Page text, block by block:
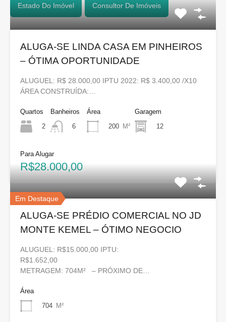
Estado Do Imóvel Consultor De Imóveis
ALUGA-SE LINDA CASA EM PINHEIROS
– ÓTIMA OPORTUNIDADE
ALUGUEL: R$ 28.000,00 IPTU 2022: R$ 3.400,00 /X10
ÁREA CONSTRUÍDA:…
Quartos
2
Banheiros
6
Área
200 M²
Garagem
12
Para Alugar
R$28.000,00
Em Destaque
ALUGA-SE PRÉDIO COMERCIAL NO JD
MONTE KEMEL – ÓTIMO NEGOCIO
ALUGUEL: R$15.000,00 IPTU:
R$1.652,00
METRAGEM: 704M² – PRÓXIMO DE…
Área
704 M²